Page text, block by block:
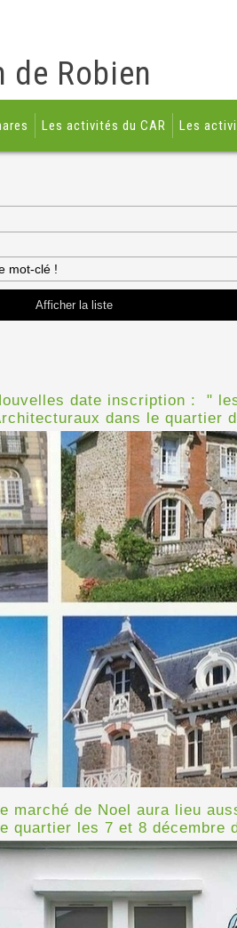
de Robien
Les activités du CAR Les
date inscription : "
dans le quartier
marché de Noel aura lieu
quartier les 7 et 8 décembre